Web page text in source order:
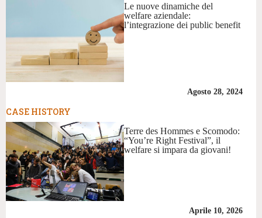
Le nuove dinamiche del
welfare aziendale:
l’integrazione dei public benefit
Agosto 28, 2024
CASE HISTORY
Terre des Hommes e Scomodo:
“You’re Right Festival”, il
welfare si impara da giovani!
Aprile 10, 2026